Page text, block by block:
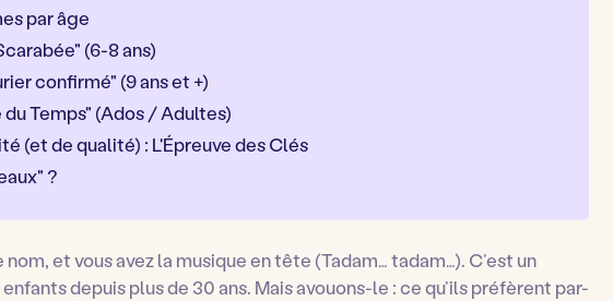
par âge
(6-8 ans)
confirmé" (9 ans et +)
du Temps" (Ados / Adultes)
(et de qualité) : L'Épreuve des Clés
?
nom, et vous avez la musique en tête (Tadam… tadam…). C’est un
depuis plus de 30 ans. Mais avouons-le : ce qu’ils préfèrent par-